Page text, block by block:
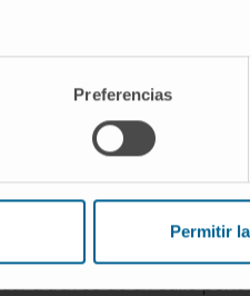
Preferencias
Permitir
cortos (como los del
interna diferente
se clasifican como largos
fracturas
cuerpo del hueso y tienen
a través de un callo